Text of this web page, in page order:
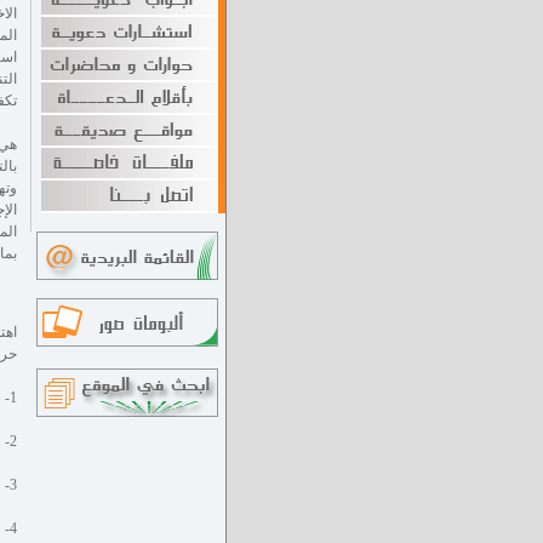
هي
1- قسم اللغات
2- قسم الطباعة على الآلة الكاتبة
3- قسم الخياطة و التفصيل
4- قسم تعليم الأميّات